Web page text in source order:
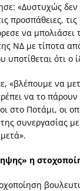
«Δυστυχώς δεν
προσπάθειες, τις
να μπολιάσει
ΝΔ με τίποτα
υποτίθεται ότι ο
«βλέπουμε να
να το
στο Ποτάμι, οι
συνεργασίας
η